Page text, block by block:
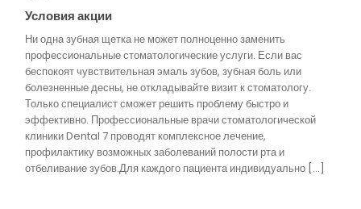
Условия акции
Ни одна зубная щетка не может полноценно заменить
профессиональные стоматологические услуги. Если вас
беспокоят чувствительная эмаль зубов, зубная боль или
болезненные десны, не откладывайте визит к стоматологу.
Только специалист сможет решить проблему быстро и
эффективно. Профессиональные врачи стоматологической
клиники Dental 7 проводят комплексное лечение,
профилактику возможных заболеваний полости рта и
отбеливание зубов.Для каждого пациента индивидуально […]